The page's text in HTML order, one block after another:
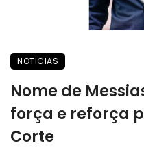
NOTICIAS
Nome de
força e reforça
Corte